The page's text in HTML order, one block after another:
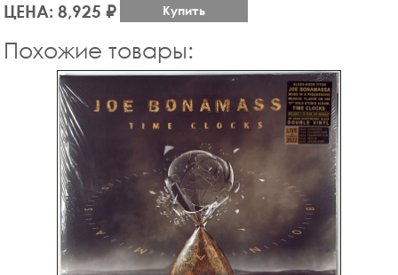
ЦЕНА: 8,925 ₽ Купить
Похожие товары: